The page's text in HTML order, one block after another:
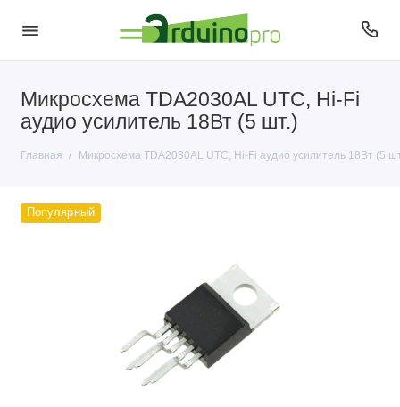
Микросхема TDA2030AL UTC, Hi-Fi
aудио усилитель 18Вт (5 шт.)
Главная Микросхема TDA2030AL UTC, Hi-Fi aудио усилитель 18Вт (5
Популярный